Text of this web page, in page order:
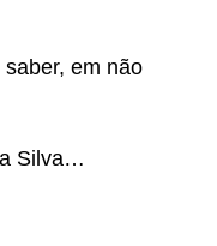
em não
Silva…